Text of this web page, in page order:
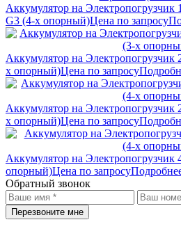
Аккумулятор на Электропогрузчик
G3 (4-х опорный)Цена по запросу
Аккумулятор на
х опорный)Цена по запросу
Аккумулятор на
х опорный)Цена по запросу
Аккумулятор на
опорный)Цена по запросу
Обратный звонок
Перезвоните мне